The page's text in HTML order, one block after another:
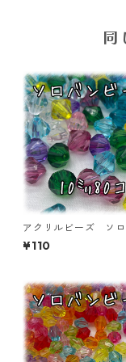
同
アクリルビーズ ソロ
ックス 10㎜ 80個入
‐ac-10×10】
¥110